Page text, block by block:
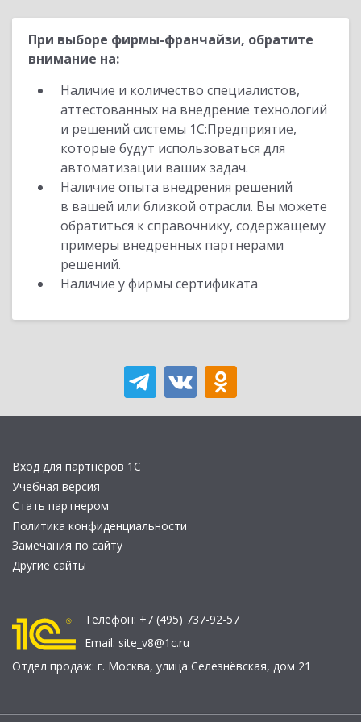
При выборе фирмы-франчайзи, обратите
внимание на:
Наличие и количество специалистов,
аттестованных на внедрение технологий
и решений системы 1С:Предприятие,
которые будут использоваться для
автоматизации ваших задач.
Наличие опыта внедрения решений
в вашей или близкой отрасли. Вы можете
обратиться к справочнику, содержащему
примеры внедренных партнерами
решений.
Наличие у фирмы сертификата
Вход для партнеров 1С
Учебная версия
Стать партнером
Политика конфиденциальности
Замечания по сайту
Другие сайты
Телефон: +7 (495) 737-92-57
Email: site_v8@1c.ru
Отдел продаж: г. Москва, улица Селезнёвская, дом 21